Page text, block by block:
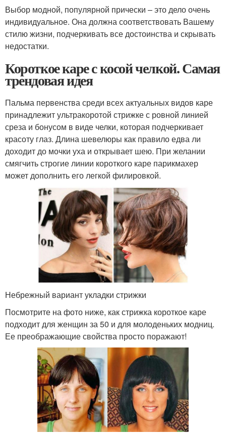
Выбор модной, популярной прически – это дело очень
индивидуальное. Она должна соответствовать Вашему
стилю жизни, подчеркивать все достоинства и скрывать
недостатки.
Короткое каре с косой челкой. Самая
трендовая идея
Пальма первенства среди всех актуальных видов каре
принадлежит ультракоротой стрижке с ровной линией
среза и бонусом в виде челки, которая подчеркивает
красоту глаз. Длина шевелюры как правило едва ли
доходит до мочки уха и открывает шею. При желании
смягчить строгие линии короткого каре парикмахер
может дополнить его легкой филировкой.
Небрежный вариант укладки стрижки
Посмотрите на фото ниже, как стрижка короткое каре
подходит для женщин за 50 и для молоденьких модниц.
Ее преображающие свойства просто поражают!